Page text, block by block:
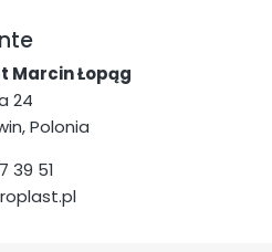
Marcin Łopąg
24
Polonia
39 51